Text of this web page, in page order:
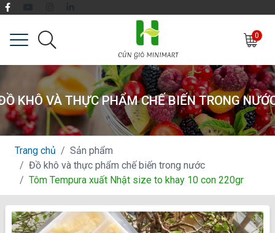
0
KHÔ VÀ THỰC PHẨM CHẾ BIẾN TRONG
Trang chủ
Sản phẩm
Đồ khô và thực phẩm chế biến trong nước
Tôm Tempura xuất Nhật size to khay 10 con 220gr